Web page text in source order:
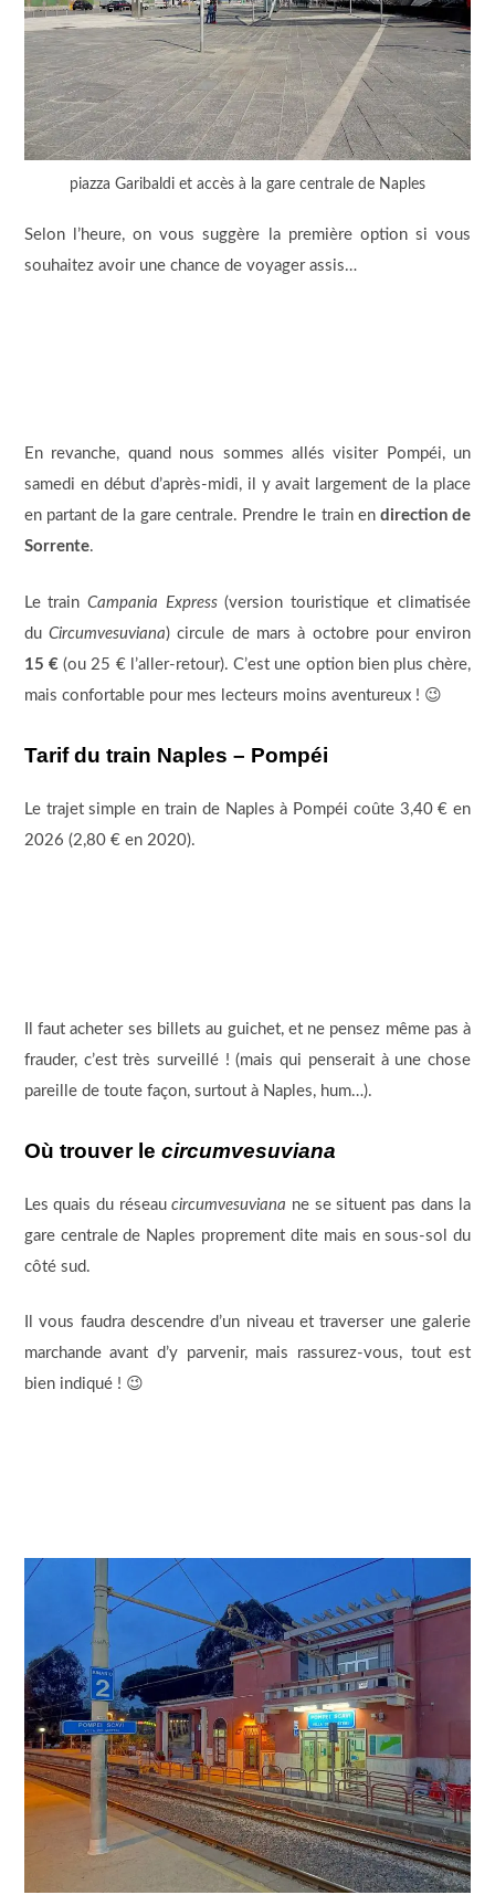
piazza Garibaldi et accès à la gare centrale de Naples
Selon l’heure, on vous suggère la première option si vous
souhaitez avoir une chance de voyager assis…
En revanche, quand nous sommes allés visiter Pompéi, un
samedi en début d’après-midi, il y avait largement de la place
en partant de la gare centrale. Prendre le train en direction de
Sorrente.
Le trainCampania Express(version touristique et climatisée
duCircumvesuviana) circule de mars à octobre pour environ
15 € (ou 25 € l’aller-retour). C’est une option bien plus chère,
mais confortable pour mes lecteurs moins aventureux ! 😉
Tarif du train Naples – Pompéi
Le trajet simple en train de Naples à Pompéi coûte 3,40 € en
2026 (2,80 € en 2020).
Il faut acheter ses billets au guichet, et ne pensez même pas à
frauder, c’est très surveillé ! (mais qui penserait à une chose
pareille de toute façon, surtout à Naples, hum…).
Où trouver le circumvesuviana
Les quais du réseaucircumvesuviana ne se situent pas dans la
gare centrale de Naples proprement dite mais en sous-sol du
côté sud.
Il vous faudra descendre d’un niveau et traverser une galerie
marchande avant d’y parvenir, mais rassurez-vous, tout est
bien indiqué ! 😉